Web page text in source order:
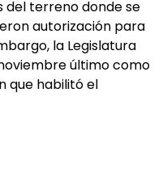
terreno donde se
autorización para
la Legislatura
último como
que habilitó el